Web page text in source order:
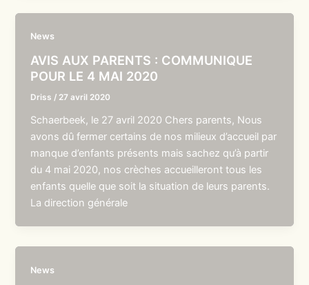
News
AVIS AUX PARENTS : COMMUNIQUE
POUR LE 4 MAI 2020
Driss / 27 avril 2020
Schaerbeek, le 27 avril 2020 Chers parents, Nous
avons dû fermer certains de nos milieux d’accueil par
manque d’enfants présents mais sachez qu’à partir
du 4 mai 2020, nos crèches accueilleront tous les
enfants quelle que soit la situation de leurs parents.
La direction générale
News